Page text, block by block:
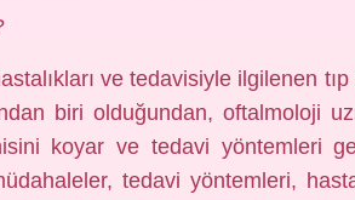
ve tedavisiyle ilgilenen
biri olduğundan, oftalmoloji
koyar ve tedavi yöntemleri
tedavi yöntemleri,